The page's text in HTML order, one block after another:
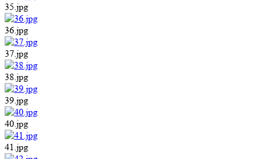
35.jpg
36.jpg
37.jpg
38.jpg
39.jpg
40.jpg
41.jpg